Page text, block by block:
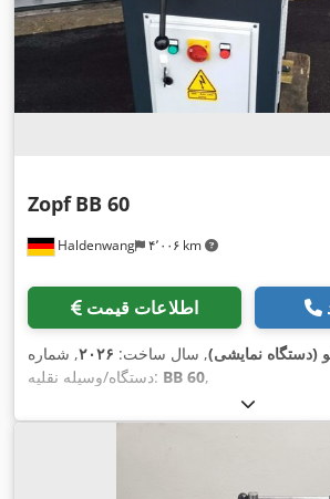
Haldenwang ۴٬۰۰۶ km
Zopf BB 60
اطلاعات قیمت
(دستگاه نمایشی), سال ساخت: ۲۰۲۶, شماره
دستگاه/وسیله نقلیه: BB 60,